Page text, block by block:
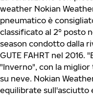
weather Nokian
pneumatico è
classificato al 2° posto
season condotto dalla
GUTE FAHRT nel
"Inverno", con la
su neve. Nokian
equilibrate sull'asciutto